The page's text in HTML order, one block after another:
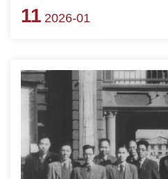
军工”的第一期教学计划在1953
括培养目标、学制、课程设置
的安排，同时对理论课程规定
制是4年。教学计划是“哈军工”
法”。
11 2026-01